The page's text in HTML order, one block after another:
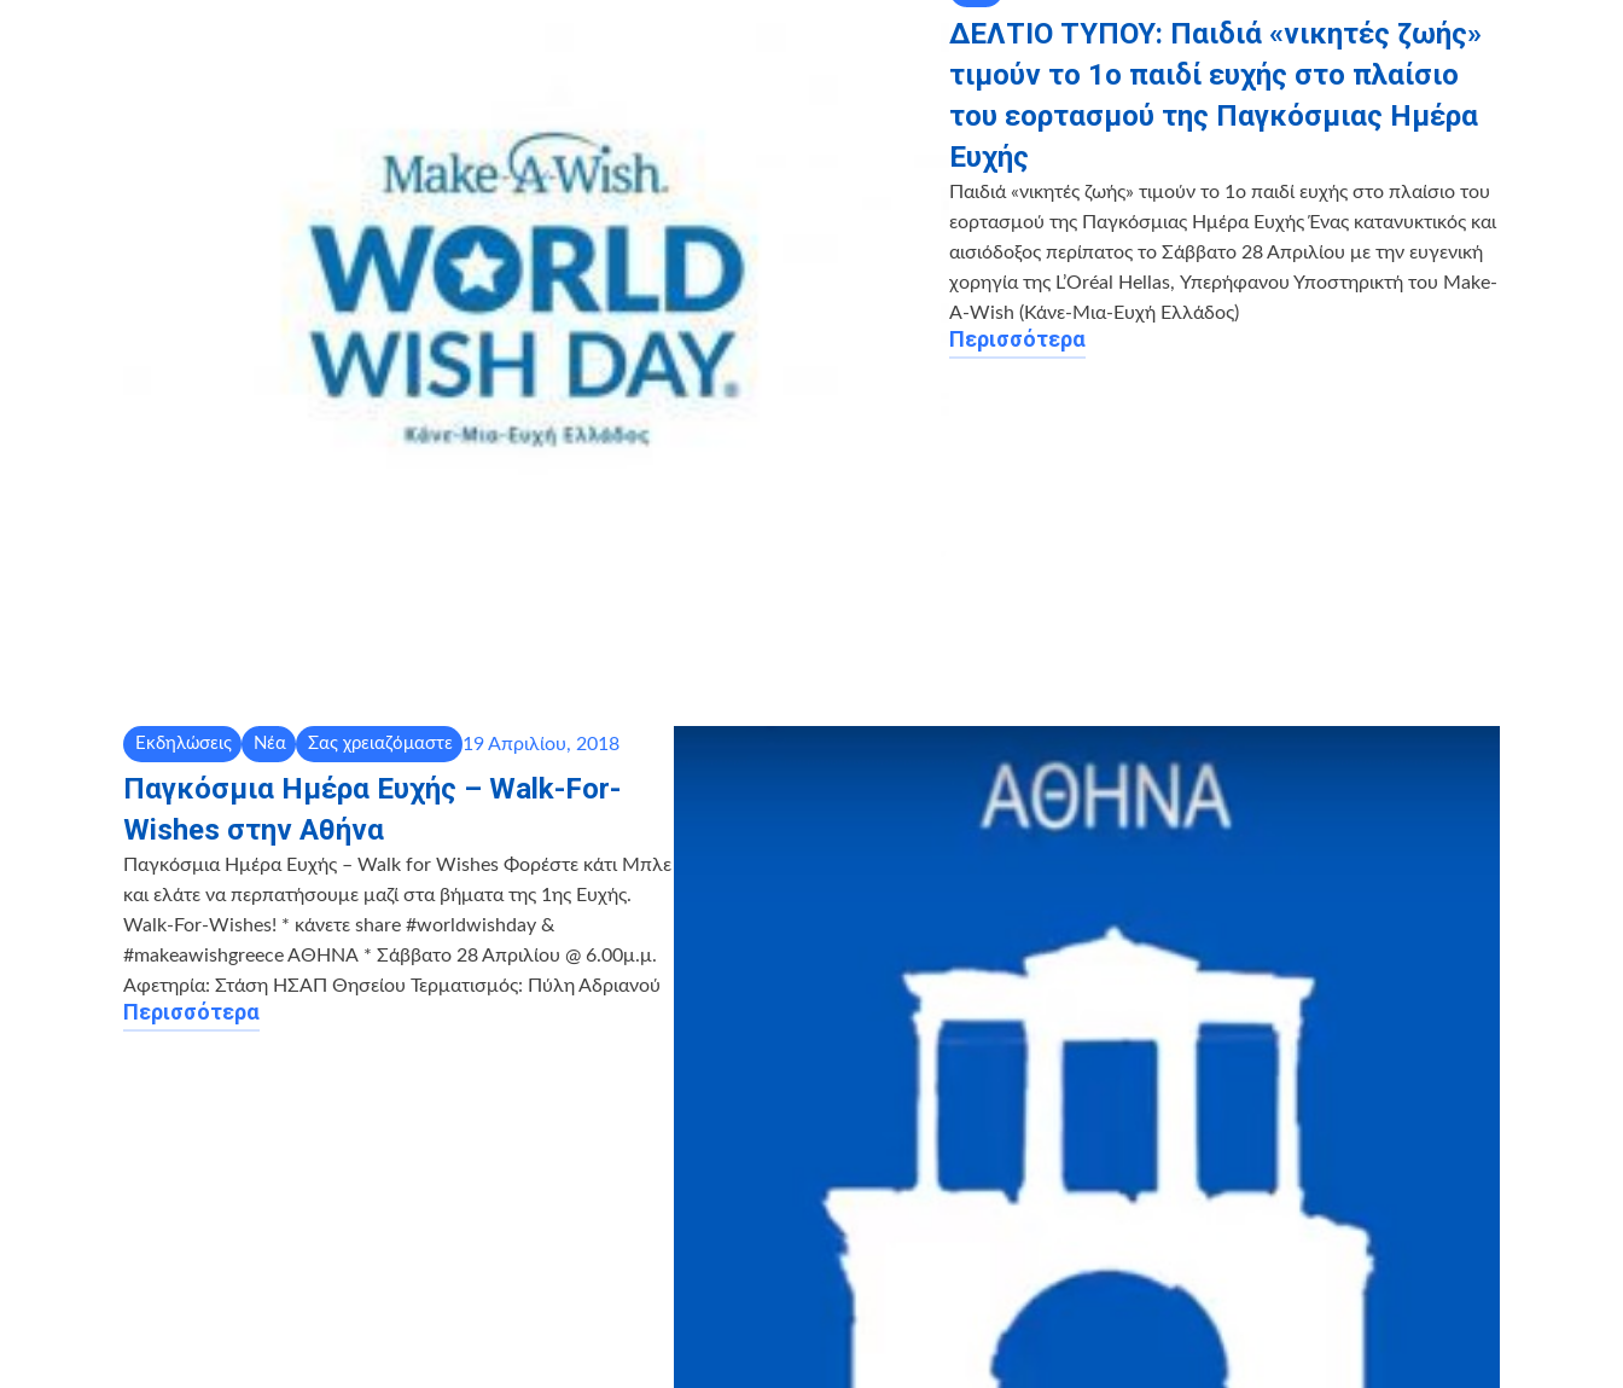
ΔΕΛΤΙΟ ΤΥΠOY: Παιδιά «νικητές ζωής»
τιμούν το 1ο παιδί ευχής στο πλαίσιο
του εορτασμού της Παγκόσμιας Ημέρα
Ευχής
Παιδιά «νικητές ζωής» τιμούν το 1ο παιδί ευχής στο πλαίσιο του
εορτασμού της Παγκόσμιας Ημέρα Ευχής Ένας κατανυκτικός και
αισιόδοξος περίπατος το Σάββατο 28 Απριλίου με την ευγενική
χορηγία της L’Oréal Hellas, Υπερήφανου Υποστηρικτή του Make-
A-Wish (Κάνε-Μια-Ευχή Ελλάδος)
Περισσότερα
Εκδηλώσεις Νέα Σας χρειαζόμαστε 19 Απριλίου, 2018
Παγκόσμια Ημέρα Ευχής – Walk-For-
Wishes στην Αθήνα
Παγκόσμια Ημέρα Ευχής – Walk for Wishes Φορέστε κάτι Μπλε
και ελάτε να περπατήσουμε μαζί στα βήματα της 1ης Ευχής.
Walk-For-Wishes! * κάνετε share ‪#worldwishday &
‪#makeawishgreece AΘΗΝΑ * Σάββατο 28 Απριλίου @ 6.00μ.μ.
Αφετηρία: Στάση ΗΣΑΠ Θησείου Τερματισμός: Πύλη Αδριανού
Περισσότερα